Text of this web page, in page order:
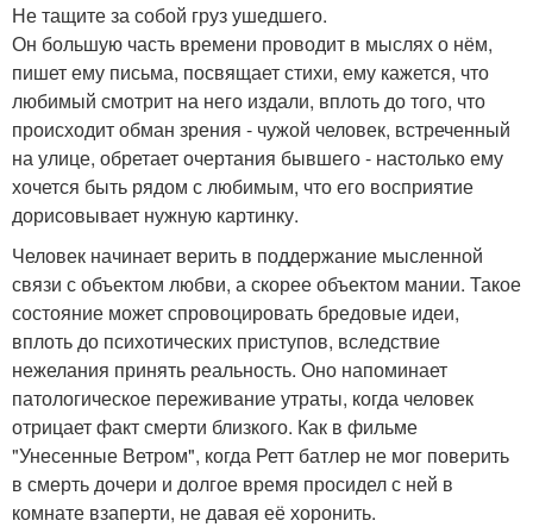
Не тащите за собой груз ушедшего.
Он большую часть времени проводит в мыслях о нём,
пишет ему письма, посвящает стихи, ему кажется, что
любимый смотрит на него издали, вплоть до того, что
происходит обман зрения - чужой человек, встреченный
на улице, обретает очертания бывшего - настолько ему
хочется быть рядом с любимым, что его восприятие
дорисовывает нужную картинку.
Человек начинает верить в поддержание мысленной
связи с объектом любви, а скорее объектом мании. Такое
состояние может спровоцировать бредовые идеи,
вплоть до психотических приступов, вследствие
нежелания принять реальность. Оно напоминает
патологическое переживание утраты, когда человек
отрицает факт смерти близкого. Как в фильме
"Унесенные Ветром", когда Ретт батлер не мог поверить
в смерть дочери и долгое время просидел с ней в
комнате взаперти, не давая её хоронить.